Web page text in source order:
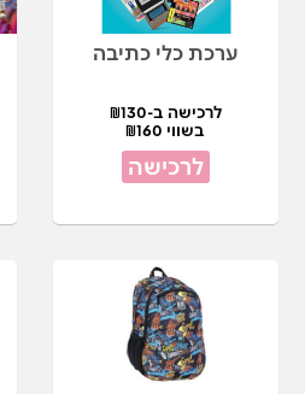
ערכת כלי כתיבה
לרכישה ב-₪130
בשווי ₪160
לרכישה